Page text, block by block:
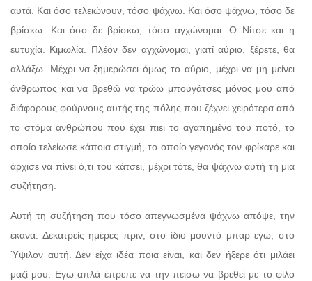
αυτά. Και όσο τελειώνουν, τόσο ψάχνω. Και όσο ψάχνω, τόσο δε
βρίσκω. Και όσο δε βρίσκω, τόσο αγχώνομαι. Ο Νίτσε και η
ευτυχία. Κιμωλία. Πλέον δεν αγχώνομαι, γιατί αύριο, ξέρετε, θα
αλλάξω. Μέχρι να ξημερώσει όμως το αύριο, μέχρι να μη μείνει
άνθρωπος και να βρεθώ να τρώω μπουγάτσες μόνος μου από
διάφορους φούρνους αυτής της πόλης που ζέχνει χειρότερα από
το στόμα ανθρώπου που έχει πιει το αγαπημένο του ποτό, το
οποίο τελείωσε κάποια στιγμή, το οποίο γεγονός τον φρίκαρε και
άρχισε να πίνει ό,τι του κάτσει, μέχρι τότε, θα ψάχνω αυτή τη μία
συζήτηση.
Αυτή τη συζήτηση που τόσο απεγνωσμένα ψάχνω απόψε, την
έκανα. Δεκατρείς ημέρες πριν, στο ίδιο μουντό μπαρ εγώ, στο
Ύψιλον αυτή. Δεν είχα ιδέα ποια είναι, και δεν ήξερε ότι μιλάει
μαζί μου. Εγώ απλά έπρεπε να την πείσω να βρεθεί με το φίλο